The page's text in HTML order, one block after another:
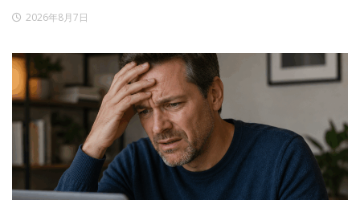
2026年8月7日